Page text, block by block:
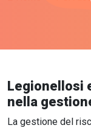
Legionellosi
nella
La gestione del